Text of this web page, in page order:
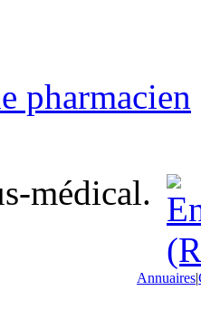
pharmacien
médical.
Annuaires|